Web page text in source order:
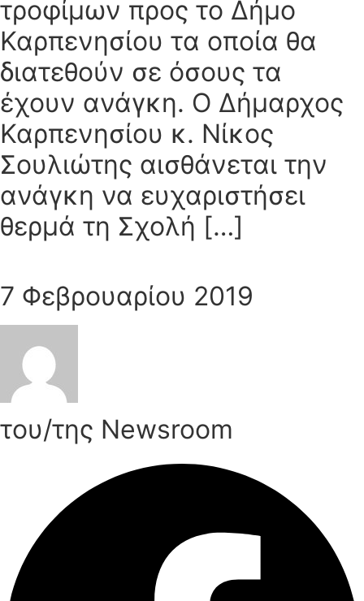
τροφίμων προς το Δήμο
Καρπενησίου τα οποία θα
διατεθούν σε όσους τα
έχουν ανάγκη. Ο Δήμαρχος
Καρπενησίου κ. Νίκος
Σουλιώτης αισθάνεται την
ανάγκη να ευχαριστήσει
θερμά τη Σχολή […]
7 Φεβρουαρίου 2019
του/της Newsroom